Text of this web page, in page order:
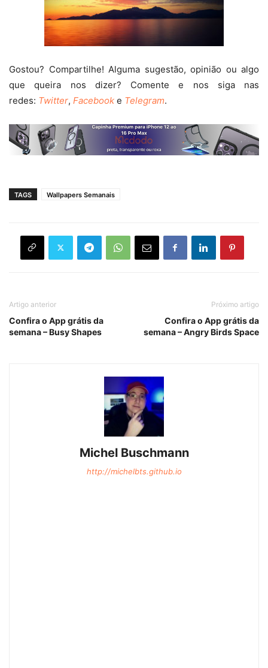
Gostou? Compartilhe! Alguma sugestão, opinião ou algo
que queira nos dizer? Comente e nos siga nas
redes: Twitter, Facebook e Telegram.
TAGS Wallpapers Semanais
Artigo anterior
Confira o App grátis da
semana – Busy Shapes
Próximo artigo
Confira o App grátis da
semana – Angry Birds Space
Michel Buschmann
http://michelbts.github.io